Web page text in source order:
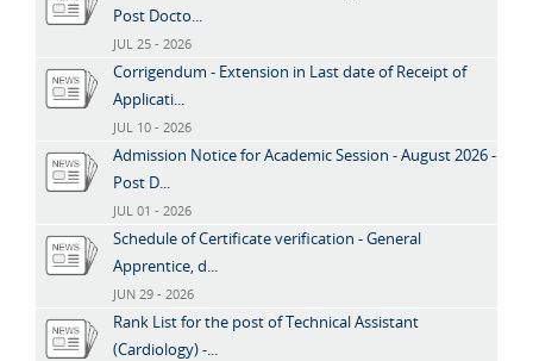
Post Docto...
JUL 25 - 2026
Corrigendum - Extension in Last date of Receipt of
Applicati...
JUL 10 - 2026
Admission Notice for Academic Session - August 2026 -
Post D...
JUL 01 - 2026
Schedule of Certificate verification - General
Apprentice, d...
JUN 29 - 2026
Rank List for the post of Technical Assistant
(Cardiology) -...